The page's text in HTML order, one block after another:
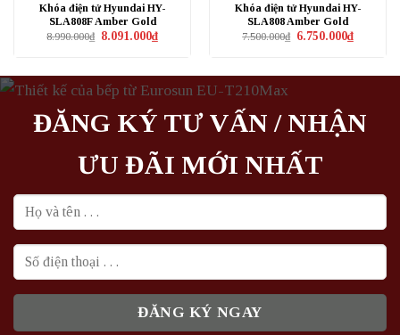
Khóa điện tử Hyundai HY-
SLA808F Amber Gold
8.990.000₫ Giá
8.091.000₫Giá
hiện
8.091.000₫.
Khóa điện tử Hyundai HY-
SLA808 Amber Gold
7.500.000₫ Giá
6.750.000₫Giá
hiện
ĐĂNG KÝ TƯ VẤN / NHẬN
ƯU ĐÃI MỚI NHẤT